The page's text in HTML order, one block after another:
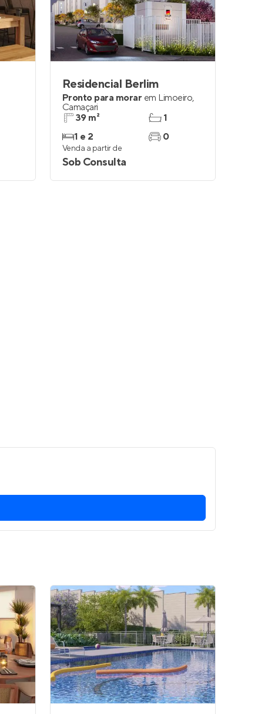
Entrar no Apto
Residencial Berlim
Pronto para morar em Limoeiro,
Camaçari
39 m²
1 e 2
1
0
Venda a partir de
Sob Consulta